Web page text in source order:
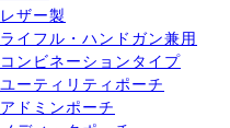
レザー製
ライフル・ハンドガン兼用
コンビネーションタイプ
ユーティリティポーチ
アドミンポーチ